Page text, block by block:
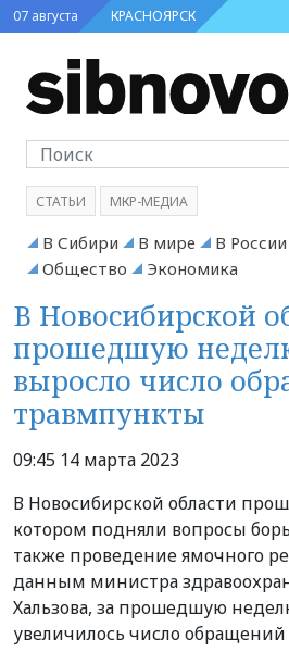
07 августа КРАСНОЯРСК
СТАТЬИ МКР-МЕДИА
В Сибири В мире В России
Общество
Экономика
В Новосибирской
прошедшую
выросло число
травмпункты
09:45 14 марта 2023
В Новосибирской области
котором подняли вопросы
также проведение ямочного
данным министра
Хальзова, за прошедшую
увеличилось число